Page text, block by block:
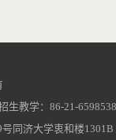
生教学：86-21-
同济大学衷和楼1301B